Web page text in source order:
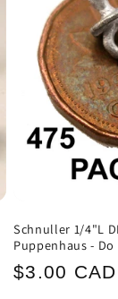
Schnuller 1/4"L
Puppenhaus -
Normaler
$3.00 CAD